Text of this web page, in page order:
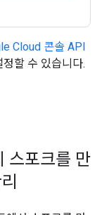
Cloud 콘솔 API
할 수 있습니다.
스포크를 만